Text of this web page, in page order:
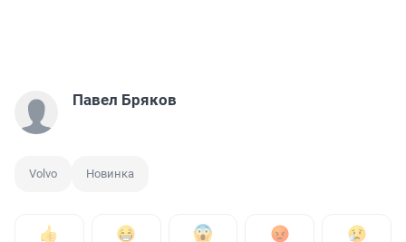
Павел Бряков
Volvo Новинка